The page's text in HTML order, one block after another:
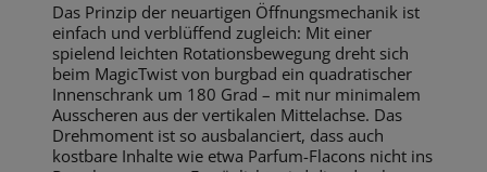
Das Prinzip der neuartigen Öffnungsmechanik ist
einfach und verblüffend zugleich: Mit einer
spielend leichten Rotationsbewegung dreht sich
beim MagicTwist von burgbad ein quadratischer
Innenschrank um 180 Grad – mit nur minimalem
Ausscheren aus der vertikalen Mittelachse. Das
Drehmoment ist so ausbalanciert, dass auch
kostbare Inhalte wie etwa Parfum-Flacons nicht ins